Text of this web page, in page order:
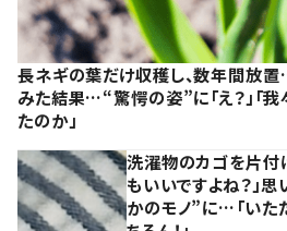
長ネギの葉だけ収穫し、数年間放
みた結果…“驚愕の姿”に「え？」「
たのか」
洗濯物のカゴを片付
もいいですよね？」
かのモノ”に…「いた